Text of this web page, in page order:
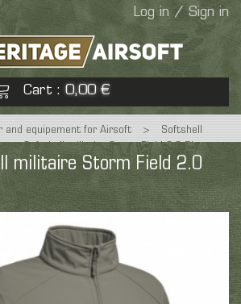
Log in / Sign in
Cart : 0,00 €
Check out
and equipement for Airsoft >
Softshell
Softshell militaire Storm Field 2.0 Bleu
militaire Storm Field 2.0